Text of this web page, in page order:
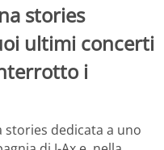
stories
ultimi concerti
i
stories dedicata a uno